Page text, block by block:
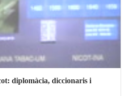
diplomàcia, diccionaris i